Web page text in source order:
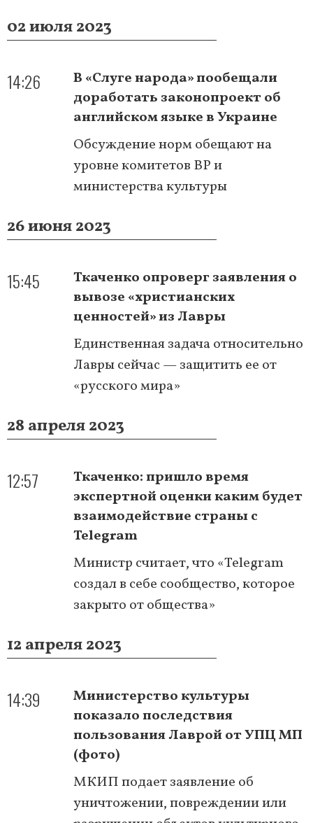
02 июля 2023
14:26
В «Слуге народа» пообещали
доработать законопроект об
английском языке в Украине
Обсуждение норм обещают на
уровне комитетов ВР и
министерства культуры
26 июня 2023
15:45
Ткаченко опроверг заявления о
вывозе «христианских
ценностей» из Лавры
Единственная задача относительно
Лавры сейчас — защитить ее от
«русского мира»
28 апреля 2023
12:57
Ткаченко: пришло время
экспертной оценки каким будет
взаимодействие страны с
Telegram
Министр считает, что «Telegram
создал в себе сообщество, которое
закрыто от общества»
12 апреля 2023
14:39
Министерство культуры
показало последствия
пользования Лаврой от УПЦ МП
(фото)
МКИП подает заявление об
уничтожении, повреждении или